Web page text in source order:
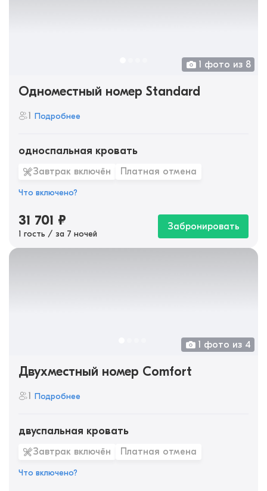
1 фото из 8
Одноместный номер Standard
1 Подробнее
односпальная кровать
Завтрак включён Платная отмена
Что включено?
31 701 ₽
1 гость / за 7 ночей
Забронировать
1 фото из 4
Двухместный номер Comfort
1 Подробнее
двуспальная кровать
Завтрак включён Платная отмена
Что включено?